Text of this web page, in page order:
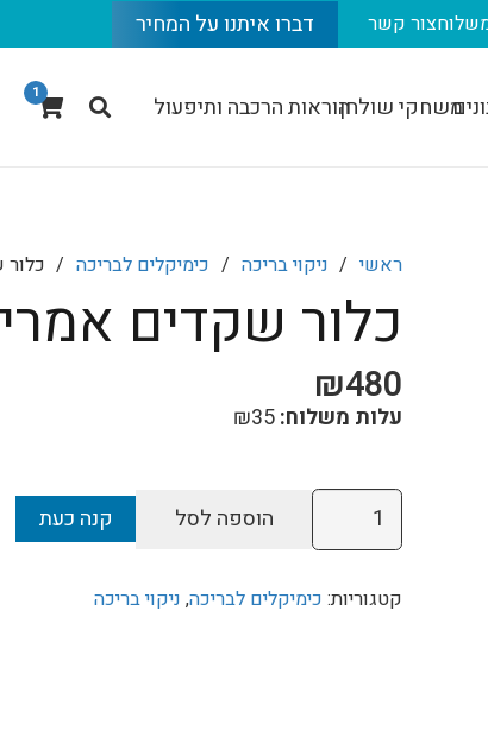
צור קשר דברו איתנו על המחיר
משחקי שולחןהוראות הרכבה ותיפעול 1
ראשי / ניקוי בריכה / כימיקלים לבריכה / כלור
כלור שקדים אמריקאי
₪480
עלות משלוח: ₪35
כמות
של
שקדים
הוספה לסל קנה כעת
קטגוריות: כימיקלים לבריכה, ניקוי בריכה